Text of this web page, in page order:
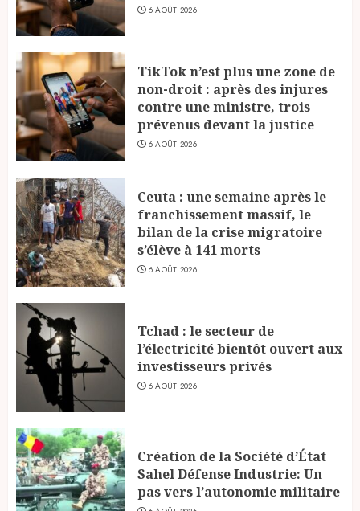
6 AOÛT 2026
TikTok n’est plus une zone de
non-droit : après des injures
contre une ministre, trois
prévenus devant la justice
6 AOÛT 2026
Ceuta : une semaine après le
franchissement massif, le
bilan de la crise migratoire
s’élève à 141 morts
6 AOÛT 2026
Tchad : le secteur de
l’électricité bientôt ouvert aux
investisseurs privés
6 AOÛT 2026
Création de la Société d’État
Sahel Défense Industrie: Un
pas vers l’autonomie militaire